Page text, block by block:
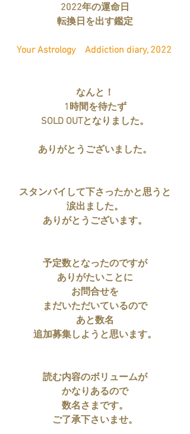
2022年の運命日
転換日を出す鑑定
Your Astrology　Addiction diary, 2022
なんと！
1時間を待たず
SOLD OUTとなりました。
ありがとうございました。
スタンバイして下さったかと思うと
涙出ました。
ありがとうございます。
予定数となったのですが
ありがたいことに
お問合せを
まだいただいているので
あと数名
追加募集しようと思います。
読む内容のボリュームが
かなりあるので
数名さまです。
ご了承下さいませ。